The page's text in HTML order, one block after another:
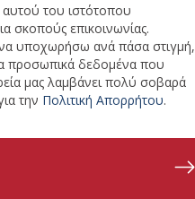
του ιστότοπου
σκοπούς επικοινωνίας.
να υποχωρήσω ανά πάσα στιγμή,
προσωπικά δεδομένα που
μας λαμβάνει πολύ σοβαρά
την Πολιτική Απορρήτου.